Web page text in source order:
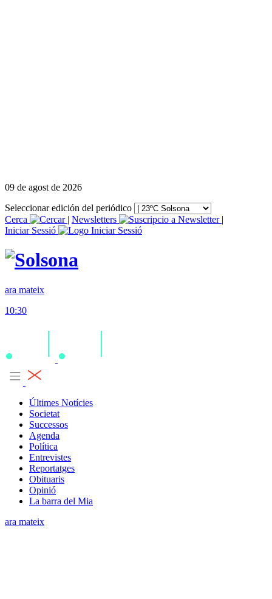
09 de agost de 2026
Seleccionar edición del periódico
Cerca
| Newsletters
|
Iniciar Sessió
ara mateix
10:30
Últimes Notícies
Societat
Successos
Agenda
Política
Entrevistes
Reportatges
Obituaris
Opinió
La barra del Mia
ara mateix